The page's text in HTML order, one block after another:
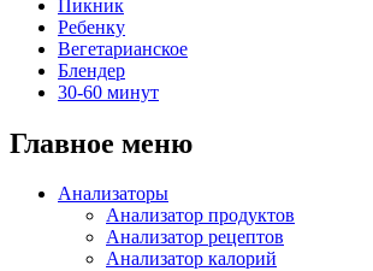
Пикник
Ребенку
Вегетарианское
Блендер
30-60 минут
Главное меню
Анализаторы
Анализатор продуктов
Анализатор рецептов
Анализатор калорий